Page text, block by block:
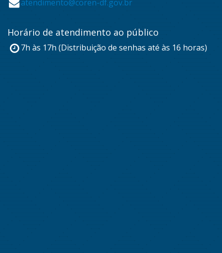
atendimento@coren-df.gov.br
Horário de atendimento ao público
7h às 17h (Distribuição de senhas até às 16 horas)